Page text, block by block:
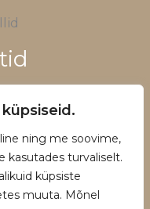
ning me soovime,
kasutades turvaliselt.
küpsiste
muuta. Mõnel